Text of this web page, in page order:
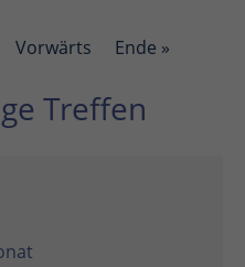
Vorwärts Ende »
Treffen